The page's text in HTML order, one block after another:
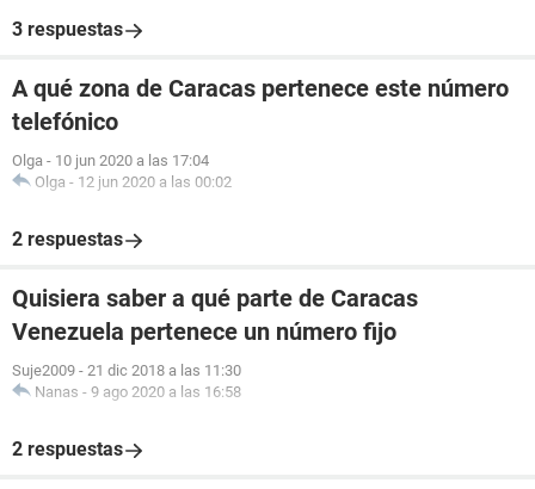
3 respuestas
A qué zona de Caracas pertenece este número
telefónico
Olga - 10 jun 2020 a las 17:04
Olga - 12 jun 2020 a las 00:02
2 respuestas
Quisiera saber a qué parte de Caracas
Venezuela pertenece un número fijo
Suje2009 - 21 dic 2018 a las 11:30
Nanas - 9 ago 2020 a las 16:58
2 respuestas